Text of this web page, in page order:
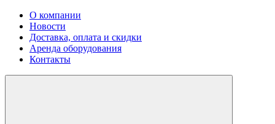
О компании
Новости
Доставка, оплата и скидки
Аренда оборудования
Контакты